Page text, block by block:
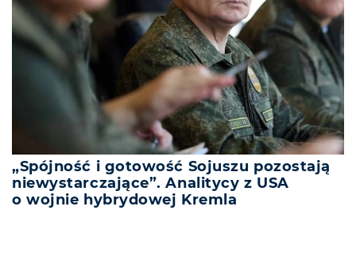
„Spójność i gotowość Sojuszu pozostają
niewystarczające”. Analitycy z USA
o wojnie hybrydowej Kremla